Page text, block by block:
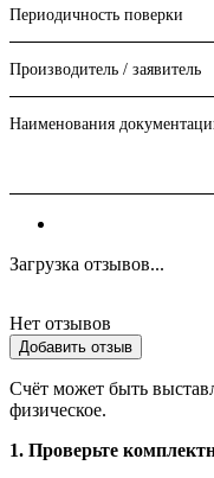
Периодичность поверки
Производитель / заявитель
Наименования
Загрузка отзывов...
Нет отзывов
Добавить отзыв
Счёт может быть
физическое.
1. Проверьте